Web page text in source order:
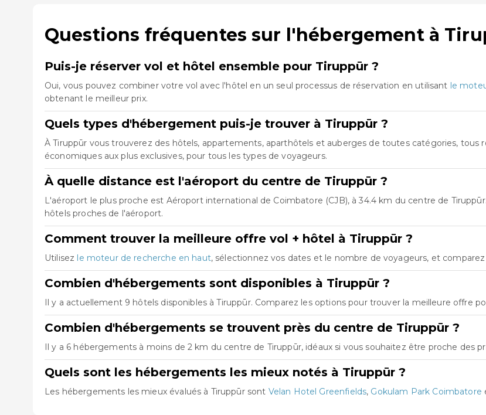
Questions fréquentes sur l'hébergement à
Puis-je réserver vol et hôtel ensemble pour Tiruppūr ?
Oui, vous pouvez combiner votre vol avec l'hôtel en un seul processus de réservation en utilisant le
obtenant le meilleur prix.
Quels types d'hébergement puis-je trouver à Tiruppūr ?
À Tiruppūr vous trouverez des hôtels, appartements, aparthôtels et auberges de toutes catégories, tous
économiques aux plus exclusives, pour tous les types de voyageurs.
À quelle distance est l'aéroport du centre de Tiruppūr ?
L'aéroport le plus proche est Aéroport international de Coimbatore (CJB), à 34.4 km du centre de
hôtels proches de l'aéroport.
Comment trouver la meilleure offre vol + hôtel à Tiruppūr ?
Utilisez le moteur de recherche en haut, sélectionnez vos dates et le nombre de voyageurs, et
Combien d'hébergements sont disponibles à Tiruppūr ?
Il y a actuellement 9 hôtels disponibles à Tiruppūr. Comparez les options pour trouver la meilleure offre
Combien d'hébergements se trouvent près du centre de Tiruppūr ?
Il y a 6 hébergements à moins de 2 km du centre de Tiruppūr, idéaux si vous souhaitez être proche des
Quels sont les hébergements les mieux notés à Tiruppūr ?
Les hébergements les mieux évalués à Tiruppūr sont Velan Hotel Greenfields, Gokulam Park Coimbatore